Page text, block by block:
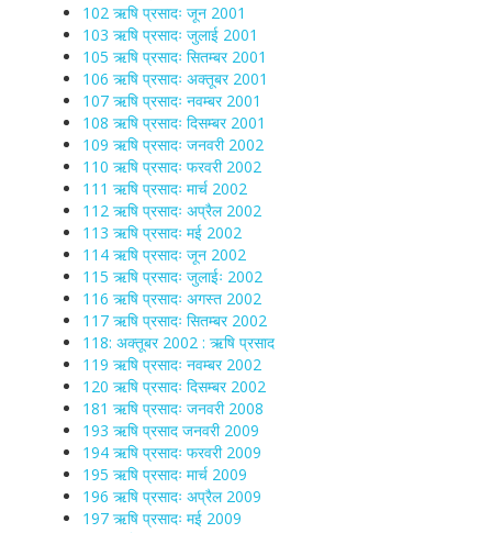
102 ऋषि प्रसादः जून 2001
103 ऋषि प्रसादः जुलाई 2001
105 ऋषि प्रसादः सितम्बर 2001
106 ऋषि प्रसादः अक्तूबर 2001
107 ऋषि प्रसादः नवम्बर 2001
108 ऋषि प्रसादः दिसम्बर 2001
109 ऋषि प्रसादः जनवरी 2002
110 ऋषि प्रसादः फरवरी 2002
111 ऋषि प्रसादः मार्च 2002
112 ऋषि प्रसादः अप्रैल 2002
113 ऋषि प्रसादः मई 2002
114 ऋषि प्रसादः जून 2002
115 ऋषि प्रसादः जुलाईः 2002
116 ऋषि प्रसादः अगस्त 2002
117 ऋषि प्रसादः सितम्बर 2002
118: अक्तूबर 2002 : ऋषि प्रसाद
119 ऋषि प्रसादः नवम्बर 2002
120 ऋषि प्रसादः दिसम्बर 2002
181 ऋषि प्रसादः जनवरी 2008
193 ऋषि प्रसाद जनवरी 2009
194 ऋषि प्रसादः फरवरी 2009
195 ऋषि प्रसादः मार्च 2009
196 ऋषि प्रसादः अप्रैल 2009
197 ऋषि प्रसादः मई 2009